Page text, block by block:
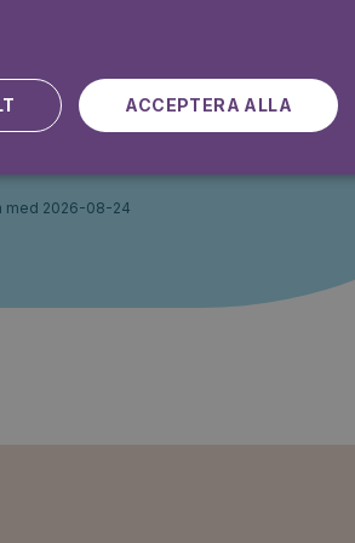
Prova 7 dagar gratis
med 2026-08-24
ACCEPTERA ALLA